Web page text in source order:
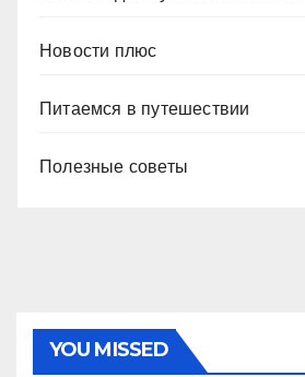
Новости плюс
Питаемся в путешествии
Полезные советы
YOU MISSED